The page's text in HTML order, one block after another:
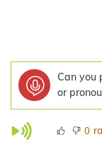
Can you
or
0